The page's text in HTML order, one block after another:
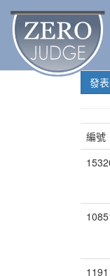
發
編號
1191